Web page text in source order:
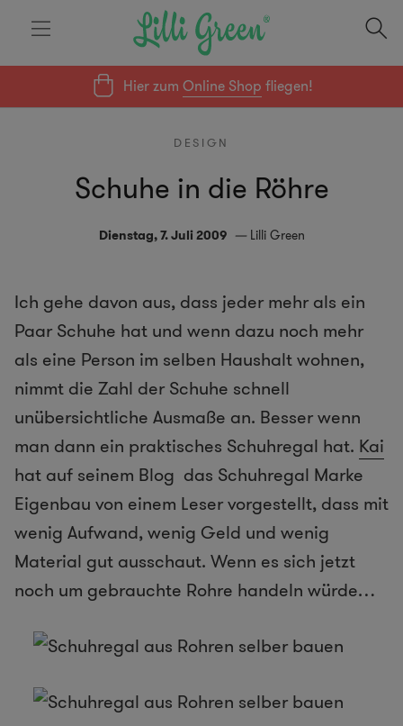
Hier zumOnline Shop fliegen!
DESIGN
Schuhe in die Röhre
Dienstag, 7. Juli 2009 Lilli Green
Ich gehe davon aus, dass jeder mehr als ein
Paar Schuhe hat und wenn dazu noch mehr
als eine Person im selben Haushalt wohnen,
nimmt die Zahl der Schuhe schnell
unübersichtliche Ausmaße an. Besser wenn
man dann ein praktisches Schuhregal hat. Kai
hat auf seinem Blog das Schuhregal Marke
Eigenbau von einem Leser vorgestellt, dass mit
wenig Aufwand, wenig Geld und wenig
Material gut ausschaut. Wenn es sich jetzt
noch um gebrauchte Rohre handeln würde…